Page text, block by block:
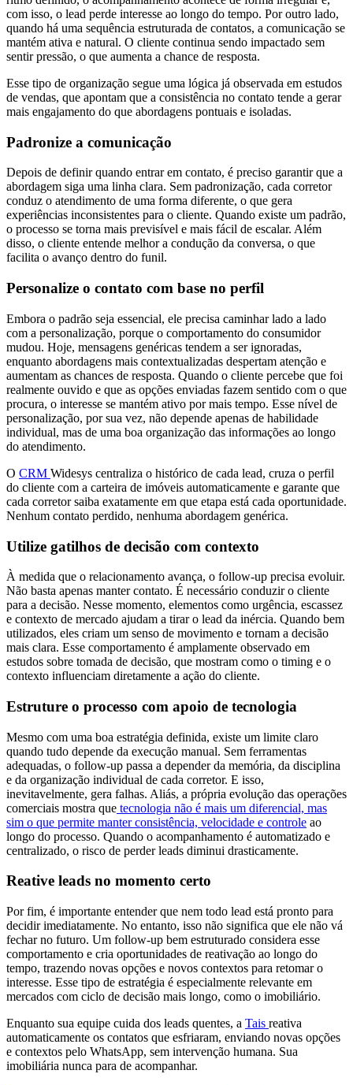
com isso, o lead perde interesse ao longo do tempo. Por outro lado,
quando há uma sequência estruturada de contatos, a comunicação se
mantém ativa e natural. O cliente continua sendo impactado sem
sentir pressão, o que aumenta a chance de resposta.
Esse tipo de organização segue uma lógica já observada em estudos
de vendas, que apontam que a consistência no contato tende a gerar
mais engajamento do que abordagens pontuais e isoladas.
Padronize a comunicação
Depois de definir quando entrar em contato, é preciso garantir que a
abordagem siga uma linha clara. Sem padronização, cada corretor
conduz o atendimento de uma forma diferente, o que gera
experiências inconsistentes para o cliente. Quando existe um padrão,
o processo se torna mais previsível e mais fácil de escalar. Além
disso, o cliente entende melhor a condução da conversa, o que
facilita o avanço dentro do funil.
Personalize o contato com base no perfil
Embora o padrão seja essencial, ele precisa caminhar lado a lado
com a personalização, porque o comportamento do consumidor
mudou. Hoje, mensagens genéricas tendem a ser ignoradas,
enquanto abordagens mais contextualizadas despertam atenção e
aumentam as chances de resposta. Quando o cliente percebe que foi
realmente ouvido e que as opções enviadas fazem sentido com o que
procura, o interesse se mantém ativo por mais tempo. Esse nível de
personalização, por sua vez, não depende apenas de habilidade
individual, mas de uma boa organização das informações ao longo
do atendimento.
O CRM Widesys centraliza o histórico de cada lead, cruza o perfil
do cliente com a carteira de imóveis automaticamente e garante que
cada corretor saiba exatamente em que etapa está cada oportunidade.
Nenhum contato perdido, nenhuma abordagem genérica.
Utilize gatilhos de decisão com contexto
À medida que o relacionamento avança, o follow-up precisa evoluir.
Não basta apenas manter contato. É necessário conduzir o cliente
para a decisão. Nesse momento, elementos como urgência, escassez
e contexto de mercado ajudam a tirar o lead da inércia. Quando bem
utilizados, eles criam um senso de movimento e tornam a decisão
mais clara. Esse comportamento é amplamente observado em
estudos sobre tomada de decisão, que mostram como o timing e o
contexto influenciam diretamente a ação do cliente.
Estruture o processo com apoio de tecnologia
Mesmo com uma boa estratégia definida, existe um limite claro
quando tudo depende da execução manual. Sem ferramentas
adequadas, o follow-up passa a depender da memória, da disciplina
e da organização individual de cada corretor. E isso,
inevitavelmente, gera falhas. Aliás, a própria evolução das operações
comerciais mostra que tecnologia não é mais um diferencial, mas
sim o que permite manter consistência, velocidade e controle ao
longo do processo. Quando o acompanhamento é automatizado e
centralizado, o risco de perder leads diminui drasticamente.
Reative leads no momento certo
Por fim, é importante entender que nem todo lead está pronto para
decidir imediatamente. No entanto, isso não significa que ele não vá
fechar no futuro. Um follow-up bem estruturado considera esse
comportamento e cria oportunidades de reativação ao longo do
tempo, trazendo novas opções e novos contextos para retomar o
interesse. Esse tipo de estratégia é especialmente relevante em
mercados com ciclo de decisão mais longo, como o imobiliário.
Enquanto sua equipe cuida dos leads quentes, a Tais reativa
automaticamente os contatos que esfriaram, enviando novas opções
e contextos pelo WhatsApp, sem intervenção humana. Sua
imobiliária nunca para de acompanhar.